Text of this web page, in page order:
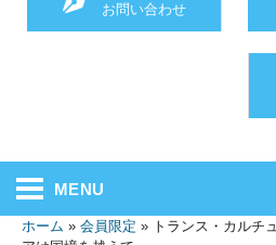
お問い合わせ
MENU
ホーム » 会員限定 » トランス・カルチ